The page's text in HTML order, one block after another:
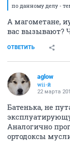
по данному делу -
А магометане,
вас вызывают?
ОТВЕТИТЬ
aglow
wii-й
22 марта
Батенька, не
Аналогично
ортодоксы